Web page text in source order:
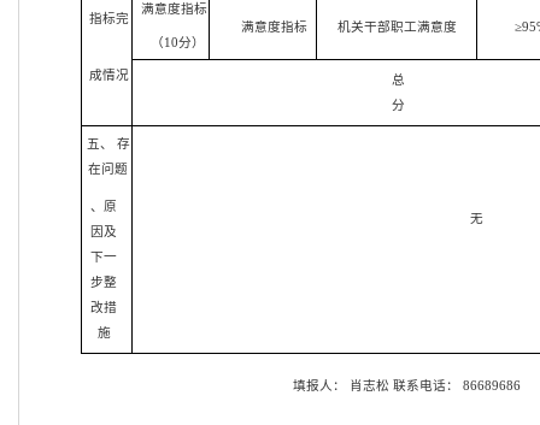
指标完
成情况
满意度指标
（10分）
满意度指标 机关干部职工满意度
总
分
五、 存
在问题
、原
因及
下一
步整
改措
施
无
填报人： 肖志松 联系电话： 86689686